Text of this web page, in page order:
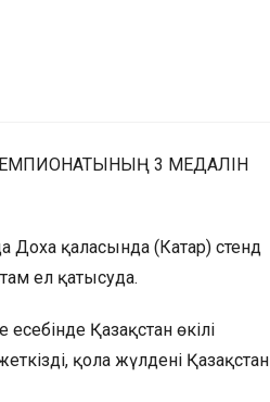
3 МЕДАЛІН
қаласында (Катар) стенд
ел қатысуда.
Қазақстан өкілі
қола жүлдені Қазақстан